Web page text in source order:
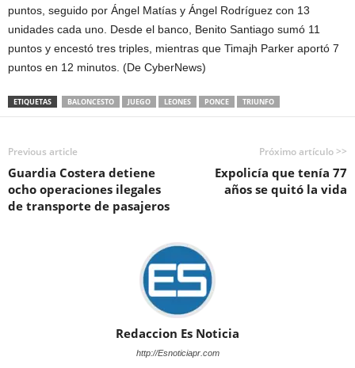
puntos, seguido por Ángel Matías y Ángel Rodríguez con 13
unidades cada uno. Desde el banco, Benito Santiago sumó 11
puntos y encestó tres triples, mientras que Timajh Parker aportó 7
puntos en 12 minutos. (De CyberNews)
ETIQUETAS BALONCESTO JUEGO LEONES PONCE TRIUNFO
Previous article
Guardia Costera detiene
ocho operaciones ilegales
de transporte de pasajeros
Próximo artículo >>
Expolicía que tenía 77
años se quitó la vida
Redaccion Es Noticia
http://Esnoticiapr.com